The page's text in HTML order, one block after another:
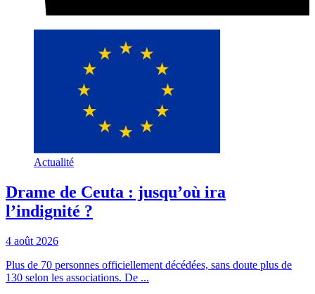
Actualité
Drame de Ceuta : jusqu’où ira
l’indignité ?
4 août 2026
Plus de 70 personnes officiellement décédées, sans doute plus de
130 selon les associations. De ...